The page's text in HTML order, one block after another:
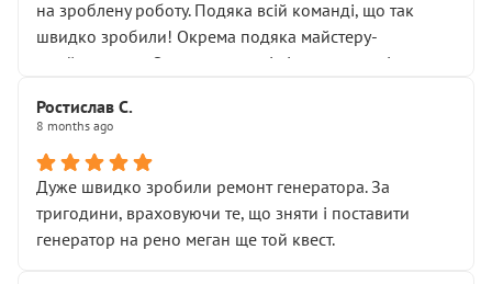
здаються дрібницями.
Я — клієнт, який працює на довірі, і саме її цей сервіс
Хотілося б більше:
• належної уваги до авто
• прозорості в роботах і рахунках
• реальної діагностики, а не формального
“подивились і поїхав”
На жаль, складається враження, що сервіс працює не
на зроблену роботу. Подяка всій команді, що так
швидко зробили! Окрема подяка майстеру-
приймальнику Олександру: всі чітко та по суті.
звертатися до цього автосервісу.
Ростислав С.
8 months ago
Дуже швидко зробили ремонт генератора. За
тригодини, враховуючи те, що зняти і поставити
генератор на рено меган ще той квест.